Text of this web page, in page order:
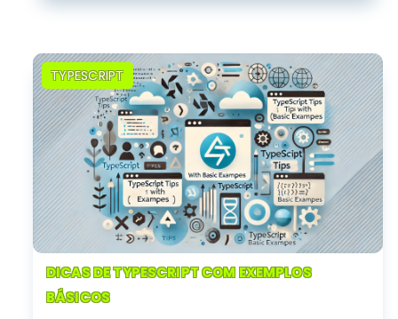
TYPESCRIPT
DICAS DE TYPESCRIPT COM EXEMPLOS
BÁSICOS